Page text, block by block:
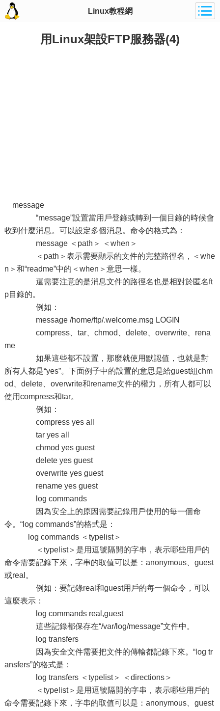
Linux教程網
用Linux架設FTP服務器(4)
message
“message”設置當用戶登錄或轉到一個目錄的時候會
收到什麼消息。可以設定多個消息。命令的格式為：
message ＜path＞ ＜when＞
＜path＞表示需要顯示的文件的完整路徑名，＜whe
n＞和“readme”中的＜when＞意思一樣。
還需要注意的是消息文件的路徑名也是相對於匿名ft
p目錄的。
例如：
message /home/ftp/.welcome.msg LOGIN
compress、tar、chmod、delete、overwrite、rena
me
如果這些都不設置，那麼就使用默認值，也就是對
所有人都是“yes”。下面例子中的設置的意思是給guest組chm
od、delete、overwrite和rename文件的權力，所有人都可以
使用compress和tar。
例如：
compress yes all
tar yes all
chmod yes guest
delete yes guest
overwrite yes guest
rename yes guest
log commands
因為安全上的原因需要記錄用戶使用的每一個命
令。“log commands”的格式是：
log commands ＜typelist＞
＜typelist＞是用逗號隔開的字串，表示哪些用戶的
命令需要記錄下來，字串的取值可以是：anonymous、guest
或real。
例如：要記錄real和guest用戶的每一個命令，可以
這麼表示：
log commands real,guest
這些記錄都保存在“/var/log/message”文件中。
log transfers
因為安全文件需要把文件的傳輸都記錄下來。“log tr
ansfers”的格式是：
log transfers ＜typelist＞ ＜directions＞
＜typelist＞是用逗號隔開的字串，表示哪些用戶的
命令需要記錄下來，字串的取值可以是：anonymous、guest